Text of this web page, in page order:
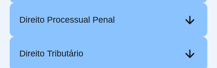
Direito Processual Penal
Direito Tributário